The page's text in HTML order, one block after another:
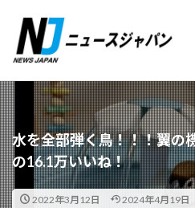
水を全部弾く鳥！！！翼の
の16.1万いいね！
2022年3月12日 2024年4月19日
検索